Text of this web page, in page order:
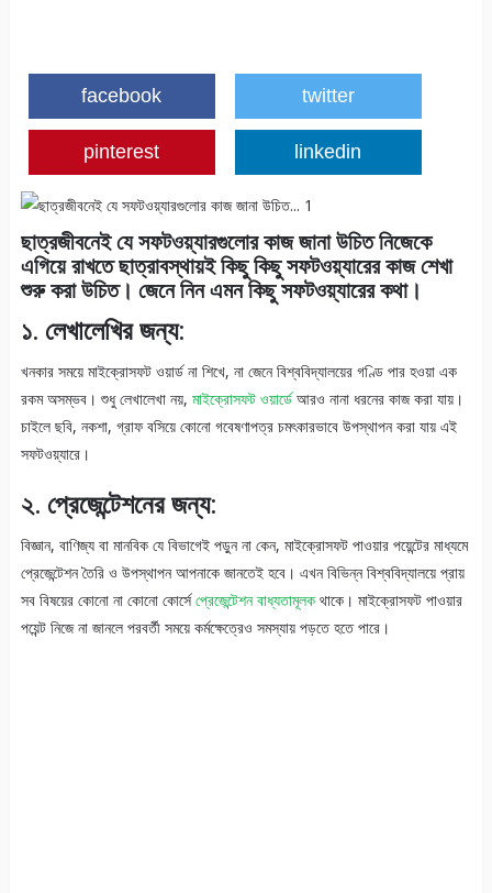
facebook twitter
pinterest linkedin
ছাত্রজীবনেই যে সফটওয়্যারগুলোর কাজ জানা উচিত নিজেকে
এগিয়ে রাখতে ছাত্রাবস্থায়ই কিছু কিছু সফটওয়্যারের কাজ শেখা
শুরু করা উচিত। জেনে নিন এমন কিছু সফটওয়্যারের কথা।
১. লেখালেখির জন্য:
খনকার সময়ে মাইক্রোসফট ওয়ার্ড না শিখে, না জেনে বিশ্ববিদ্যালয়ের গণ্ডি পার হওয়া এক
রকম অসম্ভব। শুধু লেখালেখা নয়, মাইক্রোসফট ওয়ার্ডেআরও নানা ধরনের কাজ করা যায়।
চাইলে ছবি, নকশা, গ্রাফ বসিয়ে কোনো গবেষণাপত্র চমৎকারভাবে উপস্থাপন করা যায় এই
সফটওয়্যারে।
২. প্রেজেন্টেশনের জন্য:
বিজ্ঞান, বাণিজ্য বা মানবিক যে বিভাগেই পড়ুন না কেন, মাইক্রোসফট পাওয়ার পয়েন্টের মাধ্যমে
প্রেজেন্টেশন তৈরি ও উপস্থাপন আপনাকে জানতেই হবে। এখন বিভিন্ন বিশ্ববিদ্যালয়ে প্রায়
সব বিষয়ের কোনো না কোনো কোর্সেপ্রেজেন্টেশন বাধ্যতামূলক থাকে। মাইক্রোসফট পাওয়ার
পয়েন্ট নিজে না জানলে পরবর্তী সময়ে কর্মক্ষেত্রেও সমস্যায় পড়তে হতে পারে।